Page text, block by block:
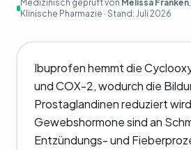
Medizinisch geprüft von Melissa Franken
Klinische Pharmazie · Stand: Juli 2026
Ibuprofen hemmt die
und COX-2, wodurch die
Prostaglandinen reduziert
Gewebshormone sind an
Entzündungs- und